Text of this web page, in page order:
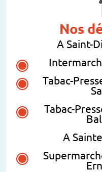
Nos
A Saint-
Tabac-
Tabac-
A